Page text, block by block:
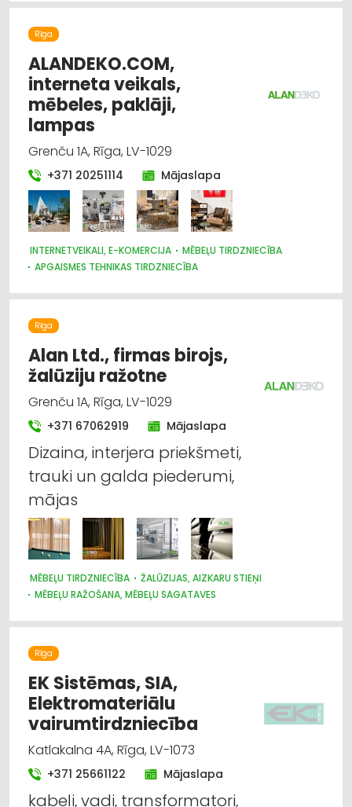
APGAISMES TEHNIKAS TIRDZNIECĪBA
SUVENĪRI, DĀVANAS
Rīga
ALANDEKO.COM,
interneta veikals,
mēbeles, paklāji,
lampas
Grenču 1A, Rīga, LV-1029
+371 20251114 Mājaslapa
INTERNETVEIKALI, E-KOMERCIJA
MĒBEĻU TIRDZNIECĪBA
APGAISMES TEHNIKAS TIRDZNIECĪBA
DIZAINS UN INTERJERS; PRIEKŠMETI UN PAKALPOJUMI
TRAUKI
TEKSTILIZSTRĀDĀJUMU TIRDZNIECĪBA
GULTAS VEĻA UN PIEDERUMI
SUVENĪRI, DĀVANAS
Rīga
Alan Ltd., firmas birojs,
žalūziju ražotne
Grenču 1A, Rīga, LV-1029
+371 67062919 Mājaslapa
Dizaina, interjera priekšmeti,
trauki un galda piederumi,
mājas
MĒBEĻU TIRDZNIECĪBA
ŽALŪZIJAS, AIZKARU STIEŅI
MĒBEĻU RAŽOŠANA, MĒBEĻU SAGATAVES
DIZAINS UN INTERJERS; PRIEKŠMETI UN PAKALPOJUMI
MARKĪZES
SUVENĪRI, DĀVANAS
Rīga
EK Sistēmas, SIA,
Elektromateriālu
vairumtirdzniecība
Katlakalna 4A, Rīga, LV-1073
+371 25661122 Mājaslapa
kabeļi, vadi, transformatori,